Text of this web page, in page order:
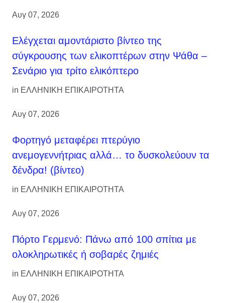
Αυγ 07, 2026
Ελέγχεται αμοντάριστο βίντεο της
σύγκρουσης των ελικοπτέρων στην Ψάθα –
Σενάριο για τρίτο ελικόπτερο
in ΕΛΛΗΝΙΚΗ ΕΠΙΚΑΙΡΟΤΗΤΑ
Αυγ 07, 2026
Φορτηγό μεταφέρει πτερύγιο
ανεμογεννήτριας αλλά… το δυσκολεύουν τα
δένδρα! (βίντεο)
in ΕΛΛΗΝΙΚΗ ΕΠΙΚΑΙΡΟΤΗΤΑ
Αυγ 07, 2026
Πόρτο Γερμενό: Πάνω από 100 σπίτια με
ολοκληρωτικές ή σοβαρές ζημιές
in ΕΛΛΗΝΙΚΗ ΕΠΙΚΑΙΡΟΤΗΤΑ
Αυγ 07, 2026